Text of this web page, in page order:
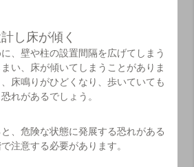
し床が傾く
、壁や柱の設置間隔を広げてしまう
い、床が傾いてしまうことがありま
床鳴りがひどくなり、歩いていても
れがあるでしょう。
、危険な状態に発展する恐れがある
注意する必要があります。